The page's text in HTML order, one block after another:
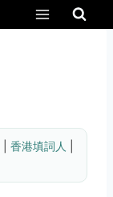
香港填詞人